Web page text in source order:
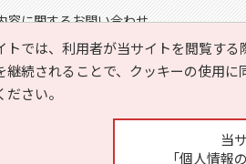
トでは、利用者が当サイトを閲覧す
継続されることで、クッキーの使用に
ださい。
当
「個人情報
容に関するお問い合わせ